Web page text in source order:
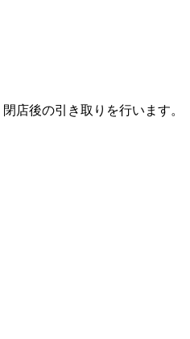
店後の引き取りを行います。